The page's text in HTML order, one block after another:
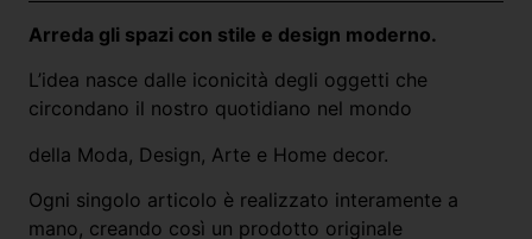
Arreda gli spazi con stile e design moderno.
L’idea nasce dalle iconicità degli oggetti che
circondano il nostro quotidiano nel mondo
della Moda, Design, Arte e Home decor.
Ogni singolo articolo è realizzato interamente a
mano, creando così un prodotto originale